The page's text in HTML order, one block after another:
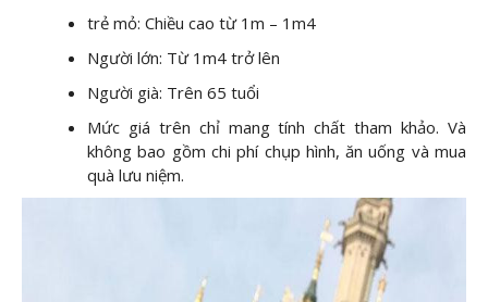
trẻ mỏ: Chiều cao từ 1m – 1m4
Người lớn: Từ 1m4 trở lên
Người già: Trên 65 tuổi
Mức giá trên chỉ mang tính chất tham khảo. Và
không bao gồm chi phí chụp hình, ăn uống và mua
quà lưu niệm.